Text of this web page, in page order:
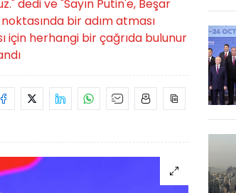
dedi ve "Sayın Putin'e, Beşar
bir adım atması
için herhangi bir çağrıda bulunur